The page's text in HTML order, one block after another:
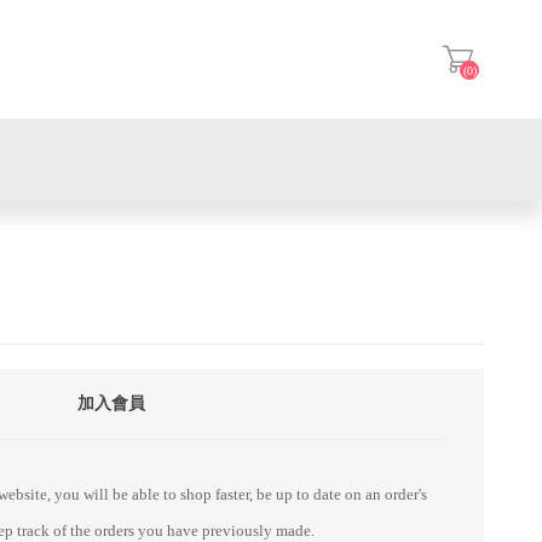
(0)
加入會員
you will be able to shop faster, be up to date on an order's
track of the orders you have previously made.